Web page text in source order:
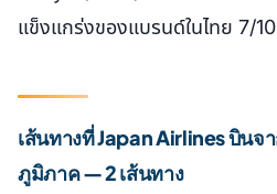
แข็งแกร่งของแบรนด์ในไทย 7/
เส้นทางที่ Japan Airlines บินจ
ภูมิภาค — 2 เส้นทาง